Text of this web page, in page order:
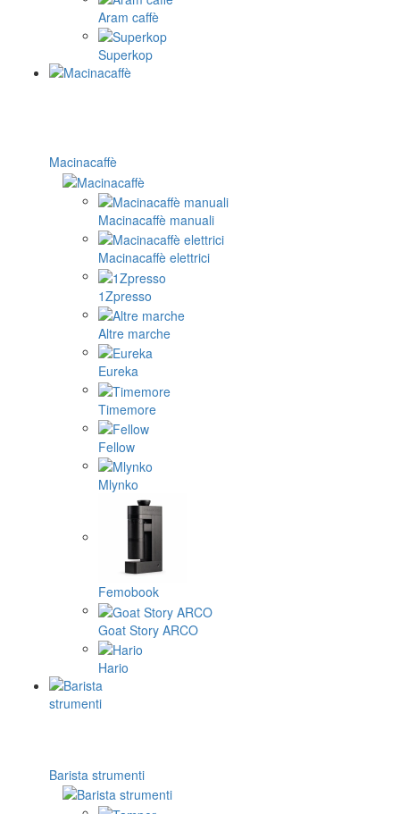
Aram caffè
Superkop
Macinacaffè
Macinacaffè manuali
Macinacaffè elettrici
1Zpresso
Altre marche
Eureka
Timemore
Fellow
Mlynko
Femobook
Goat Story ARCO
Hario
Barista strumenti